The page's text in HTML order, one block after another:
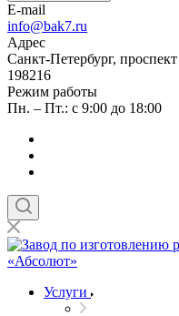
E-mail
info@bak7.ru
Адрес
Санкт-Петербург,
198216
Режим работы
Пн. – Пт.: с 9:00 до 18:00
Услуги